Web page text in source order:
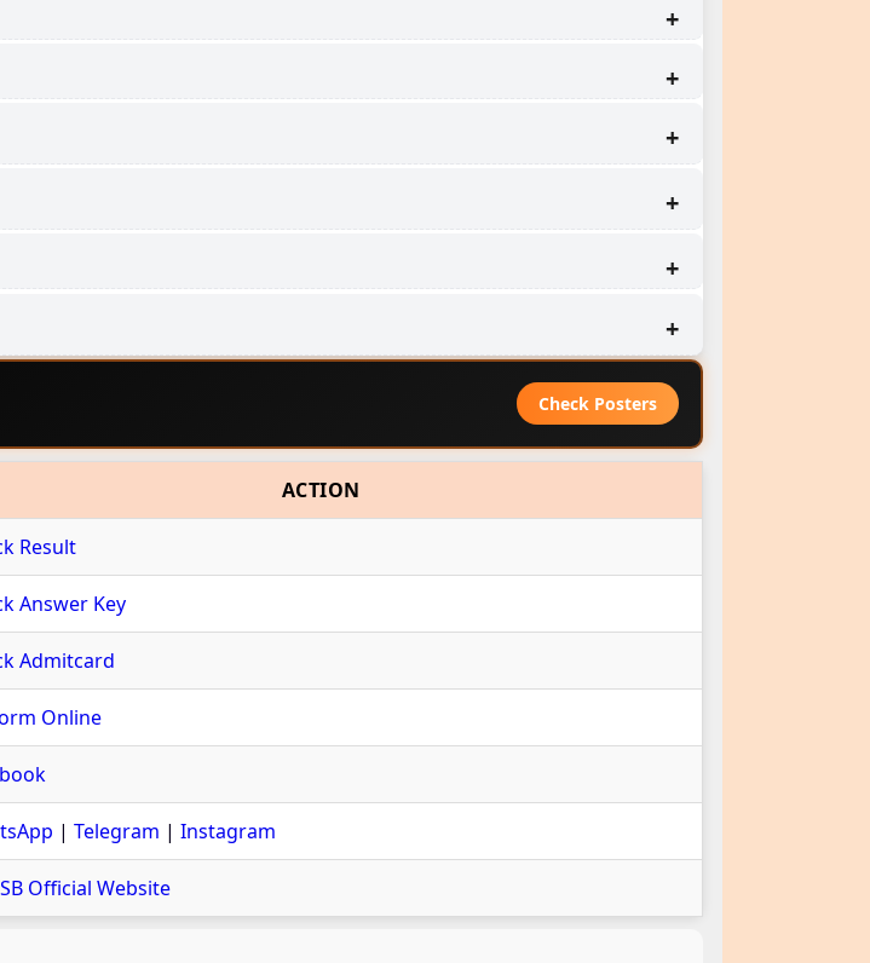
Check Posters
ACTION
Result
Answer Key
Admitcard
Online
| Telegram | Instagram
Official Website